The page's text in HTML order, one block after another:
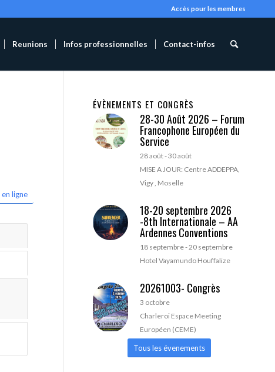
Accès pour les membres
Reunions Infos professionnelles Contact-infos
ligne
ÉVÈNEMENTS ET CONGRÈS
28-30 Août 2026 – Forum
Francophone Européen du
Service
28 août-30 août
MISE A JOUR: Centre ADDEPPA,
Vigy , Moselle
18-20 septembre 2026
-8th Internationale – AA
Ardennes Conventions
18 septembre-20 septembre
Hotel Vayamundo Houffalize
20261003- Congrès
3 octobre
Charleroi Espace Meeting
Européen (CEME)
Tous les évenements